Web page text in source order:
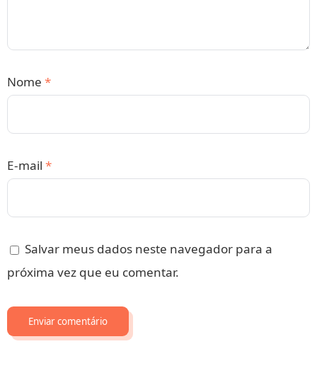
Nome *
E-mail *
Salvar meus dados neste navegador para a
próxima vez que eu comentar.